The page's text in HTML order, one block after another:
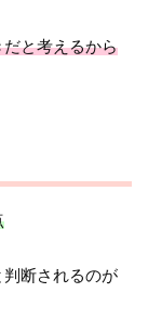
と考えるから
断されるのが